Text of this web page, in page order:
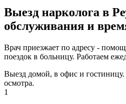
Выезд нарколога в
обслуживания и
Врач приезжает по адресу -
поездок в больницу. Работаем
Выезд домой, в офис и гостиницу.
осмотра.
1